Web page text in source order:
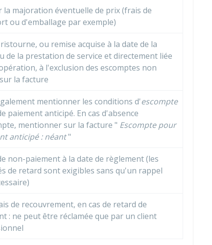
la majoration éventuelle de prix (frais de
ou d'emballage par exemple)
ou remise acquise à la date de la
de la prestation de service et directement liée
à l'exclusion des escomptes non
la facture
mentionner les conditions d'escompte
paiement anticipé. En cas d'absence
mentionner sur la facture " Escompte pour
anticipé : néant"
non-paiement à la date de règlement (les
de retard sont exigibles sans qu'un rappel
de recouvrement, en cas de retard de
: ne peut être réclamée que par un client